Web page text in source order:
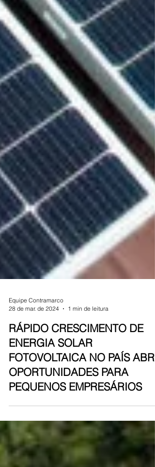
Equipe Contramarco
28 de mar. de 2024
1 min de leitura
RÁPIDO CRESCIMENTO DE
ENERGIA SOLAR
FOTOVOLTAICA NO PAÍS ABRE
OPORTUNIDADES PARA
PEQUENOS EMPRESÁRIOS